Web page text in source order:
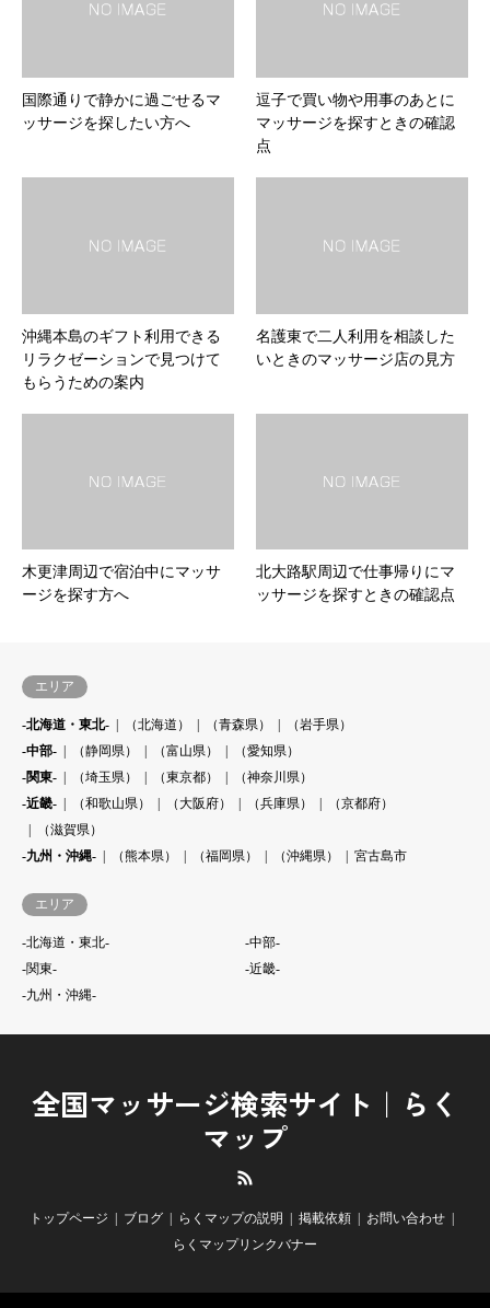
国際通りで静かに過ごせるマ
ッサージを探したい方へ
逗子で買い物や用事のあとに
マッサージを探すときの確認
点
沖縄本島のギフト利用できる
リラクゼーションで見つけて
もらうための案内
名護東で二人利用を相談した
いときのマッサージ店の見方
木更津周辺で宿泊中にマッサ
ージを探す方へ
北大路駅周辺で仕事帰りにマ
ッサージを探すときの確認点
エリア
-北海道・東北- （北海道） （青森県）
（岩手県）
-中部-
（静岡県） （富山県）
（愛知県）
-関東-
（埼玉県） （東京都）
（神奈川県）
-近畿-
（和歌山県） （大阪府） （兵庫県）
（京都府）
（滋賀県）
-九州・沖縄-
（熊本県） （福岡県） （沖縄県） 宮古島市
エリア
-北海道・東北-
-中部-
-関東-
-近畿-
-九州・沖縄-
全国マッサージ検索サイト｜らく
マップ
トップページ ブログ らくマップの説明 掲載依頼
お問い合わせ
らくマップリンクバナー